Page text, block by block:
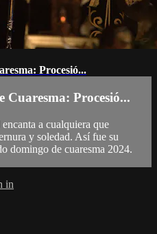
Procesió...
Cuaresma: Procesió...
a cualquiera que
y soledad. Así fue su
domingo de cuaresma 2024.
in